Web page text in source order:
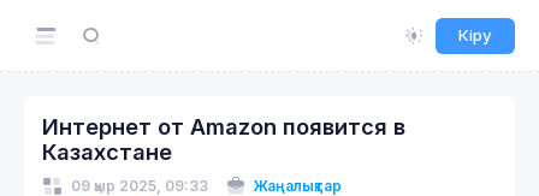
Кіру
Интернет от Amazon появится в
Казахстане
09 қыр 2025, 09:33
Жаңалықтар